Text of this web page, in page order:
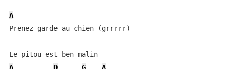
A
Prenez garde au chien (grrrrr)
Le pitou est ben malin